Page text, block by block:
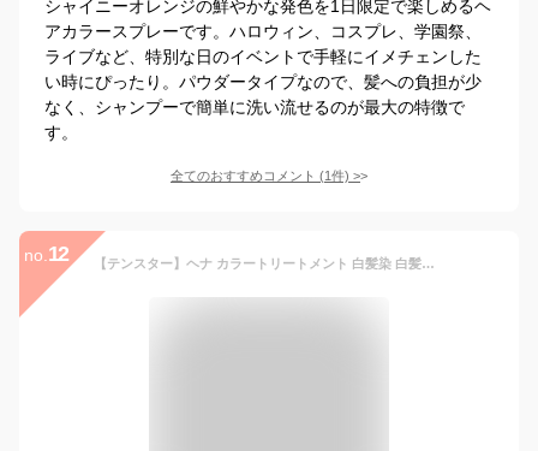
シャイニーオレンジの鮮やかな発色を1日限定で楽しめるヘ
アカラースプレーです。ハロウィン、コスプレ、学園祭、
ライブなど、特別な日のイベントで手軽にイメチェンした
い時にぴったり。パウダータイプなので、髪への負担が少
なく、シャンプーで簡単に洗い流せるのが最大の特徴で
す。
全てのおすすめコメント (1件) >
no. 12 【テンスター】ヘナ カラートリートメント 白髪染 白髪染め トリートメント ヘアカラー 市販 ノンジアミン 無香料 ブラウン ダークブラウン ソフト ブラック 白髪 カラートリートメント ヘアケア ハリ コシ 250g hena